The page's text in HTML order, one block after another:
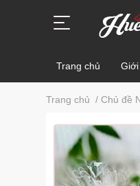
Trang chủ
Trang chủ / Chủ đề